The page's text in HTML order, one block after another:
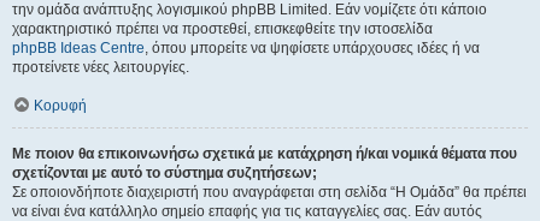
την ομάδα ανάπτυξης λογισμικού phpBB Limited. Εάν νομίζετε ότι κάποιο
χαρακτηριστικό πρέπει να προστεθεί, επισκεφθείτε την ιστοσελίδα
phpBB Ideas Centre, όπου μπορείτε να ψηφίσετε υπάρχουσες ιδέες ή να
προτείνετε νέες λειτουργίες.
Κορυφή
Με ποιον θα επικοινωνήσω σχετικά με κατάχρηση ή/και νομικά θέματα που
σχετίζονται με αυτό το σύστημα συζητήσεων;
Σε οποιονδήποτε διαχειριστή που αναγράφεται στη σελίδα “Η Ομάδα” θα πρέπει
να είναι ένα κατάλληλο σημείο επαφής για τις καταγγελίες σας. Εάν αυτός